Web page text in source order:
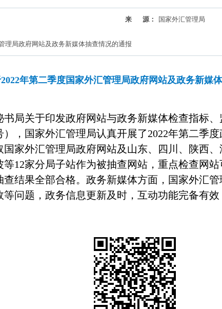
来 源：
国家外汇管理局
理局政府网站及政务新媒体抽查情况的通报
年第二季度国家外汇管理局政府网站及政务新媒
局关于印发政府网站与政务新媒体检查指标、
），国家外汇管理局认真开展了2022年第二季度
国家外汇管理局政府网站及山东、四川、陕西、
等12家分局子站作为被抽查网站，重点检查网
结果全部合格。 政务新媒体方面， 国家外汇
问题，政务信息更新及时，互动功能完备有效